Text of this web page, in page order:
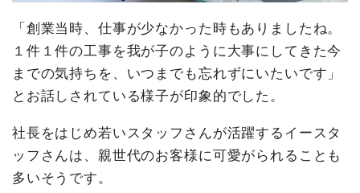
「創業当時、仕事が少なかった時もありましたね。
１件１件の工事を我が子のように大事にしてきた今
までの気持ちを、いつまでも忘れずにいたいです」
とお話しされている様子が印象的でした。
社長をはじめ若いスタッフさんが活躍するイースタ
ッフさんは、親世代のお客様に可愛がられることも
多いそうです。